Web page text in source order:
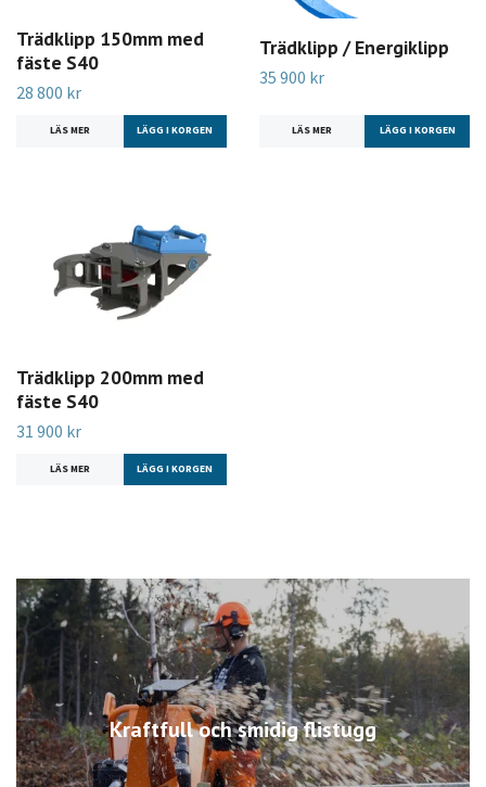
Kraftfull och smidig flistugg
Trädklipp 150mm med
fäste S40
28 800 kr
LÄS MER
Trädklipp / Energiklipp
35 900 kr
LÄS MER LÄGG I KORGEN
Trädklipp 200mm med
fäste S40
31 900 kr
LÄS MER